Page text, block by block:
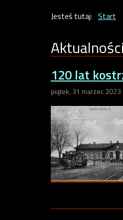
Jesteś tutaj: Start
Aktualności
120 lat
piątek, 31 marzec